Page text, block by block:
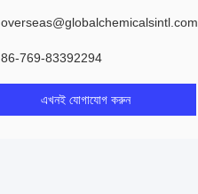
overseas@globalchemicalsintl.com
86-769-83392294
এখনই যোগাযোগ করুন